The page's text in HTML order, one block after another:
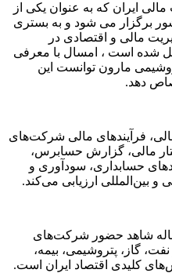
ایران که به عنوان یکی از
برگزار می شود و به بستری
مالی و اقتصادی در
شده است ، امسال با معرفی
مارون توانست این
دهد.
فرآیندهای مالی شرکت‌های
مالی، گزارش حسابرس،
حسابداری، سودآوری و
و بین‌المللی ارزیابی می‌کند.
شاهد حضور شرکت‌های
گاز، پتروشیمی، بیمه،
کلیدی اقتصاد ایران است.